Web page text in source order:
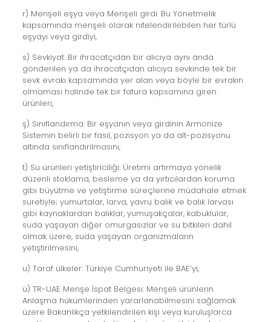
r) Menşeli eşya veya Menşeli girdi: Bu Yönetmelik
kapsamında menşeli olarak nitelendirilebilen her türlü
eşyayı veya girdiyi,
s) Sevkiyat: Bir ihracatçıdan bir alıcıya aynı anda
gönderilen ya da ihracatçıdan alıcıya sevkinde tek bir
sevk evrakı kapsamında yer alan veya böyle bir evrakın
olmaması halinde tek bir fatura kapsamına giren
ürünleri,
ş) Sınıflandırma: Bir eşyanın veya girdinin Armonize
Sistemin belirli bir fasıl, pozisyon ya da alt-pozisyonu
altında sınıflandırılmasını,
t) Su ürünleri yetiştiriciliği: Üretimi artırmaya yönelik
düzenli stoklama, besleme ya da yırtıcılardan koruma
gibi büyütme ve yetiştirme süreçlerine müdahale etmek
suretiyle; yumurtalar, larva, yavru balık ve balık larvası
gibi kaynaklardan balıklar, yumuşakçalar, kabuklular,
suda yaşayan diğer omurgasızlar ve su bitkileri dahil
olmak üzere, suda yaşayan organizmaların
yetiştirilmesini,
u) Taraf ülkeler: Türkiye Cumhuriyeti ile BAE’yi,
ü) TR-UAE Menşe İspat Belgesi: Menşeli ürünlerin
Anlaşma hükümlerinden yararlanabilmesini sağlamak
üzere Bakanlıkça yetkilendirilen kişi veya kuruluşlarca